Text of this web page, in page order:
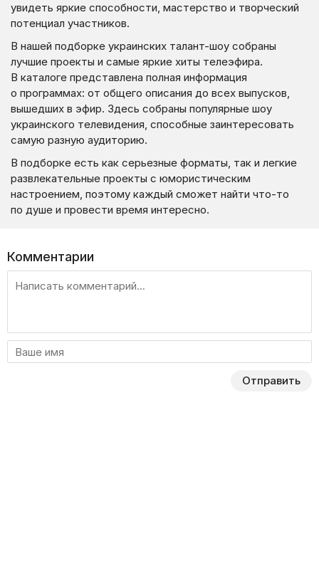
увидеть яркие способности, мастерство и творческий
потенциал участников.
В нашей подборке украинских талант-шоу собраны
лучшие проекты и самые яркие хиты телеэфира.
В каталоге представлена полная информация
о программах: от общего описания до всех выпусков,
вышедших в эфир. Здесь собраны популярные шоу
украинского телевидения, способные заинтересовать
самую разную аудиторию.
В подборке есть как серьезные форматы, так и легкие
развлекательные проекты с юмористическим
настроением, поэтому каждый сможет найти что-то
по душе и провести время интересно.
Комментарии
Отправить